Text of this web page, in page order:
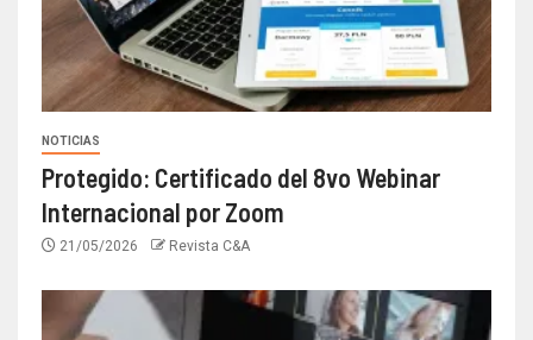
NOTICIAS
Protegido: Certificado del 8vo Webinar
Internacional por Zoom
21/05/2026 Revista C&A